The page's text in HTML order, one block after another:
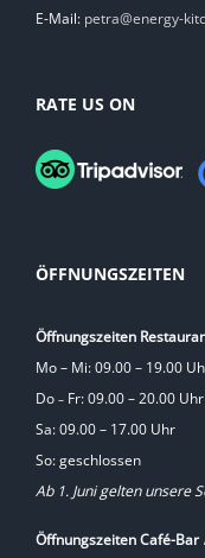
E-Mail: petra@energy-
RATE US ON
ÖFFNUNGSZEITEN
Öffnungszeiten
Mo – Mi: 09.00 – 19.00
Do – Fr: 09.00 – 20.00 Uhr
Sa: 09.00 – 17.00 Uhr
So: geschlossen
Ab 1. Juni gelten unsere
Öffnungszeiten Café-Bar